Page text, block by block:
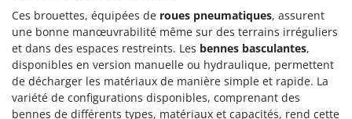
Shark
Silky
Simatech
Sirman
Skil
Ces brouettes, équipées de roues pneumatiques, assurent
une bonne manœuvrabilité même sur des terrains irréguliers
et dans des espaces restreints. Les bennes basculantes,
disponibles en version manuelle ou hydraulique, permettent
de décharger les matériaux de manière simple et rapide. La
variété de configurations disponibles, comprenant des
bennes de différents types, matériaux et capacités, rend cette